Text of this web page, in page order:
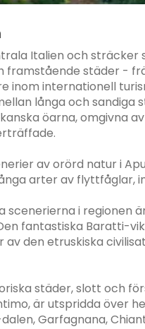
Italien och sträcker
framstående städer -
inom internationell
långa och sandiga
öarna, omgivna
av orörd natur i
arter av flyttfåglar,
scenerierna i regionen
fantastiska Baratti-
den etruskiska
städer, slott och
är utspridda över
Garfagnana,